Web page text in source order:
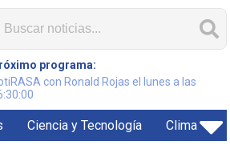
programa:
con Ronald Rojas el lunes a las
Ciencia y Tecnología Clima